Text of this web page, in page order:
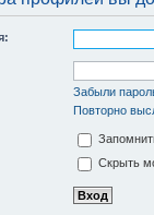
Забыли
Повторно
Скрыть